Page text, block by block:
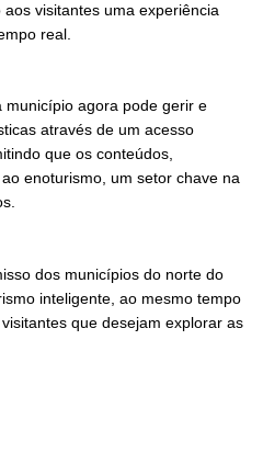
visitantes uma experiência
real.
município agora pode gerir e
através de um acesso
que os conteúdos,
enoturismo, um setor chave na
dos municípios do norte do
inteligente, ao mesmo tempo
que desejam explorar as